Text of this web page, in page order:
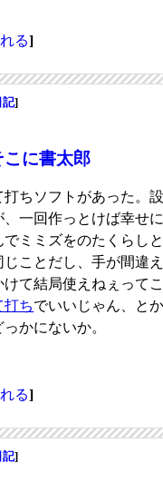
る]
記]
こに書太郎
打ちソフトがあった。
一回作っとけば幸せ
ミミズをのたくらし
じことだし、手が間違
けて結局使えねぇって
打ちでいいじゃん、と
かにないか。
る]
記]